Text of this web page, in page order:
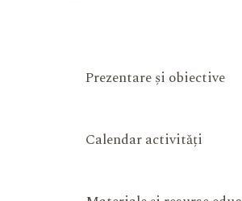
Prezentare și obiective
Calendar activități